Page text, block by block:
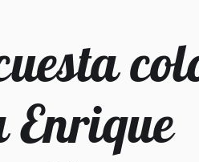
Enrique